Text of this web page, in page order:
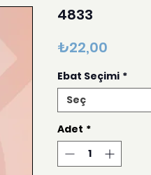
4833
₺22,00
Ebat Seçimi *
Seç
Adet *